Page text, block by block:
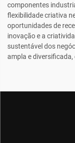
componentes
flexibilidade criativa
oportunidades de
inovação e a
sustentável dos
ampla e